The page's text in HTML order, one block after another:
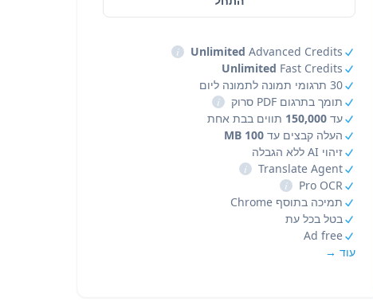
Unlimited Advanced Credits
i
Unlimited Fast Credits
30 תרגומי תמונה לתמונה ליום
תומך בתרגום PDF סרוק
i
עד 150,000 תווים בבת אחת
העלה קבצים עד 100 MB
זיהוי AI ללא הגבלה
Translate Agent
i
Pro OCR
i
תמיכה בתוסף Chrome
בטל בכל עת
Ad free
עוד →